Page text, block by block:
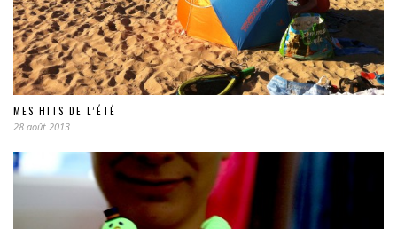
MES HITS DE L’ÉTÉ
28 août 2013